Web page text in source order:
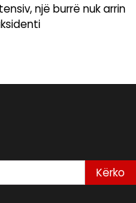
një burrë nuk arrin